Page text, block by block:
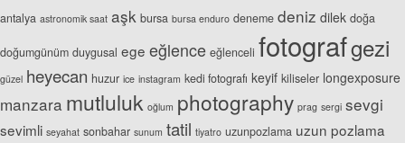
antalya astronomik saat aşk bursa bursa enduro deneme deniz dilek doğa
doğumgünüm duygusal ege eğlence eğlenceli fotografgezi
güzel heyecan huzur ice instagram kedi fotografı keyif kiliseler longexposure
manzara mutluluk oğlum photography prag sergi sevgi
sevimli seyahat sonbahar sunum tatil tiyatro uzunpozlama uzun pozlama